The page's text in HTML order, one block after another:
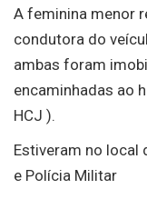
A feminina menor
condutora do
ambas foram
encaminhadas ao
HCJ ).
Estiveram no
e Polícia Militar